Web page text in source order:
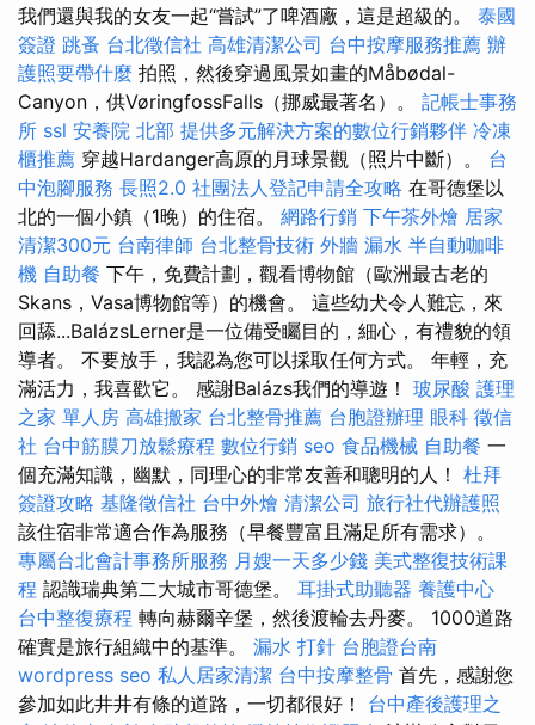
我們還與我的女友一起“嘗試”了啤酒廠，這是超級的。 泰國
簽證 跳蚤 台北徵信社 高雄清潔公司 台中按摩服務推薦 辦
護照要帶什麼 拍照，然後穿過風景如畫的Måbødal-
Canyon，供VøringfossFalls（挪威最著名）。 記帳士事務
所 ssl 安養院 北部 提供多元解決方案的數位行銷夥伴 冷凍
櫃推薦 穿越Hardanger高原的月球景觀（照片中斷）。 台
中泡腳服務 長照2.0 社團法人登記申請全攻略 在哥德堡以
北的一個小鎮（1晚）的住宿。 網路行銷 下午茶外燴 居家
清潔300元 台南律師 台北整骨技術 外牆 漏水 半自動咖啡
機 自助餐 下午，免費計劃，觀看博物館（歐洲最古老的
Skans，Vasa博物館等）的機會。 這些幼犬令人難忘，來
回舔...BalázsLerner是一位備受矚目的，細心，有禮貌的領
導者。 不要放手，我認為您可以採取任何方式。 年輕，充
滿活力，我喜歡它。 感謝Balázs我們的導遊！ 玻尿酸 護理
之家 單人房 高雄搬家 台北整骨推薦 台胞證辦理 眼科 徵信
社 台中筋膜刀放鬆療程 數位行銷 seo 食品機械 自助餐 一
個充滿知識，幽默，同理心的非常友善和聰明的人！ 杜拜
簽證攻略 基隆徵信社 台中外燴 清潔公司 旅行社代辦護照
該住宿非常適合作為服務（早餐豐富且滿足所有需求）。
專屬台北會計事務所服務 月嫂一天多少錢 美式整復技術課
程 認識瑞典第二大城市哥德堡。 耳掛式助聽器 養護中心
台中整復療程 轉向赫爾辛堡，然後渡輪去丹麥。 1000道路
確實是旅行組織中的基準。 漏水 打針 台胞證台南
wordpress seo 私人居家清潔 台中按摩整骨 首先，感謝您
參加如此井井有條的道路，一切都很好！ 台中產後護理之